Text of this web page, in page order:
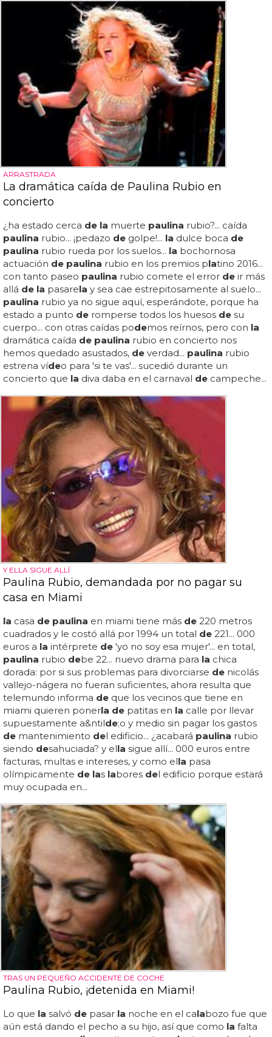
ARRASTRADA
La dramática caída de Paulina Rubio en
concierto
¿ha estado cerca de la muerte paulina rubio?... caída
paulina rubio... ¡pedazo de golpe!... la dulce boca de
paulina rubio rueda por los suelos... la bochornosa
actuación de paulina rubio en los premios platino 2016...
con tanto paseo paulina rubio comete el error de ir más
allá de la pasarela y sea cae estrepitosamente al suelo...
paulina rubio ya no sigue aquí, esperándote, porque ha
estado a punto de romperse todos los huesos de su
cuerpo... con otras caídas podemos reírnos, pero con la
dramática caída de paulina rubio en concierto nos
hemos quedado asustados, de verdad... paulina rubio
estrena vídeo para 'si te vas'... sucedió durante un
concierto que la diva daba en el carnaval de campeche...
Y ELLA SIGUE ALLÍ
Paulina Rubio, demandada por no pagar su
casa en Miami
la casa de paulina en miami tiene más de 220 metros
cuadrados y le costó allá por 1994 un total de 221... 000
euros a la intérprete de 'yo no soy esa mujer'... en total,
paulina rubio debe 22... nuevo drama para la chica
dorada: por si sus problemas para divorciarse de nicolás
vallejo-nágera no fueran suficientes, ahora resulta que
telemundo informa de que los vecinos que tiene en
miami quieren ponerla de patitas en la calle por llevar
supuestamente a&ntilde;o y medio sin pagar los gastos
de mantenimiento del edificio... ¿acabará paulina rubio
siendo desahuciada? y ella sigue allí... 000 euros entre
facturas, multas e intereses, y como ella pasa
olímpicamente de las labores del edificio porque estará
muy ocupada en...
TRAS UN PEQUEÑO ACCIDENTE DE COCHE
Paulina Rubio, ¡detenida en Miami!
Lo que la salvó de pasar la noche en el calabozo fue que
aún está dando el pecho a su hijo, así que como la falta